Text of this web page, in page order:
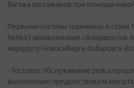
багажа пассажиров при помощи
Первыми гостями терминала А стали
№4643 авиакомпании «Владивосток
маршруту Новосибирск-Хабаровск-
- Тестовое обслуживание рейса
выполнению предшествовала